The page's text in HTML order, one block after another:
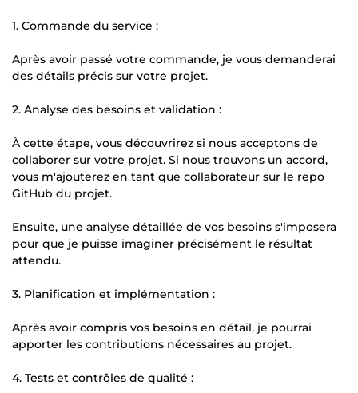
1. Commande du service :
Après avoir passé votre commande, je vous demanderai
des détails précis sur votre projet.
2. Analyse des besoins et validation :
À cette étape, vous découvrirez si nous acceptons de
collaborer sur votre projet. Si nous trouvons un accord,
vous m'ajouterez en tant que collaborateur sur le repo
GitHub du projet.
Ensuite, une analyse détaillée de vos besoins s'imposera
pour que je puisse imaginer précisément le résultat
attendu.
3. Planification et implémentation :
Après avoir compris vos besoins en détail, je pourrai
apporter les contributions nécessaires au projet.
4. Tests et contrôles de qualité :